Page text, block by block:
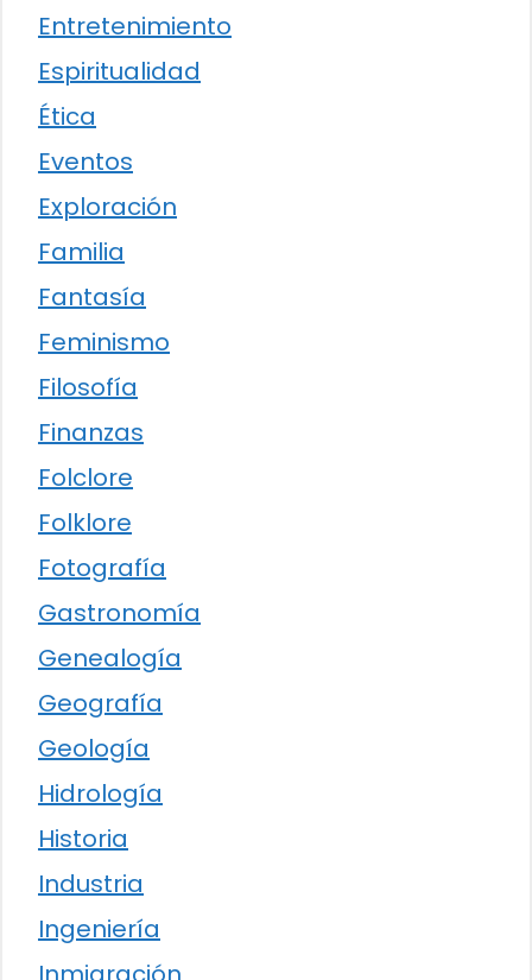
Entretenimiento
Espiritualidad
Ética
Eventos
Exploración
Familia
Fantasía
Feminismo
Filosofía
Finanzas
Folclore
Folklore
Fotografía
Gastronomía
Genealogía
Geografía
Geología
Hidrología
Historia
Industria
Ingeniería